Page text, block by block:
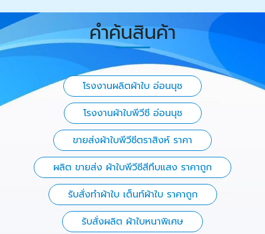
คำค้นสินค้า
โรงงานผลิตผ้าใบ อ่อนนุช
โรงงานผ้าใบพีวีซี อ่อนนุช
ขายส่งผ้าใบพีวีซีตราสิงห์ ราคา
ผลิต ขายส่ง ผ้าใบพีวีซีสีทึบแสง ราคาถูก
รับสั่งทำผ้าใบ เต็นท์ผ้าใบ ราคาถูก
รับสั่งผลิต ผ้าใบหนาพิเศษ